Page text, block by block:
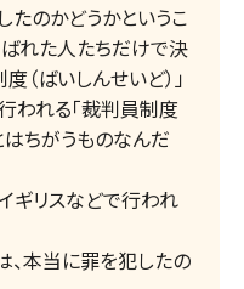
のかどうかというこ
れた人たちだけで決
（ばいしんせいど）」
われる「裁判員制度
はちがうものなんだ
ギリスなどで行われ
本当に罪を犯したの